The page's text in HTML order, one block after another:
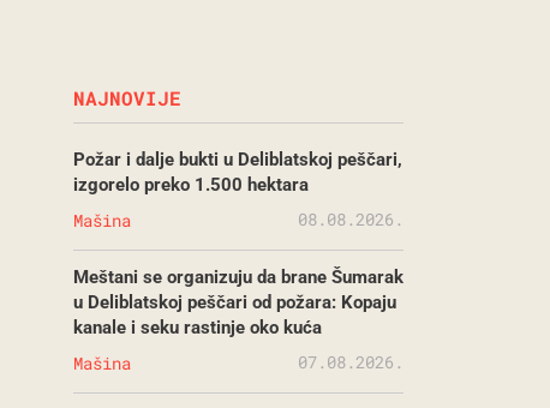
NAJNOVIJE
Požar i dalje bukti u Deliblatskoj peščari,
izgorelo preko 1.500 hektara
Mašina 08.08.2026.
Meštani se organizuju da brane Šumarak
u Deliblatskoj peščari od požara: Kopaju
kanale i seku rastinje oko kuća
Mašina 07.08.2026.